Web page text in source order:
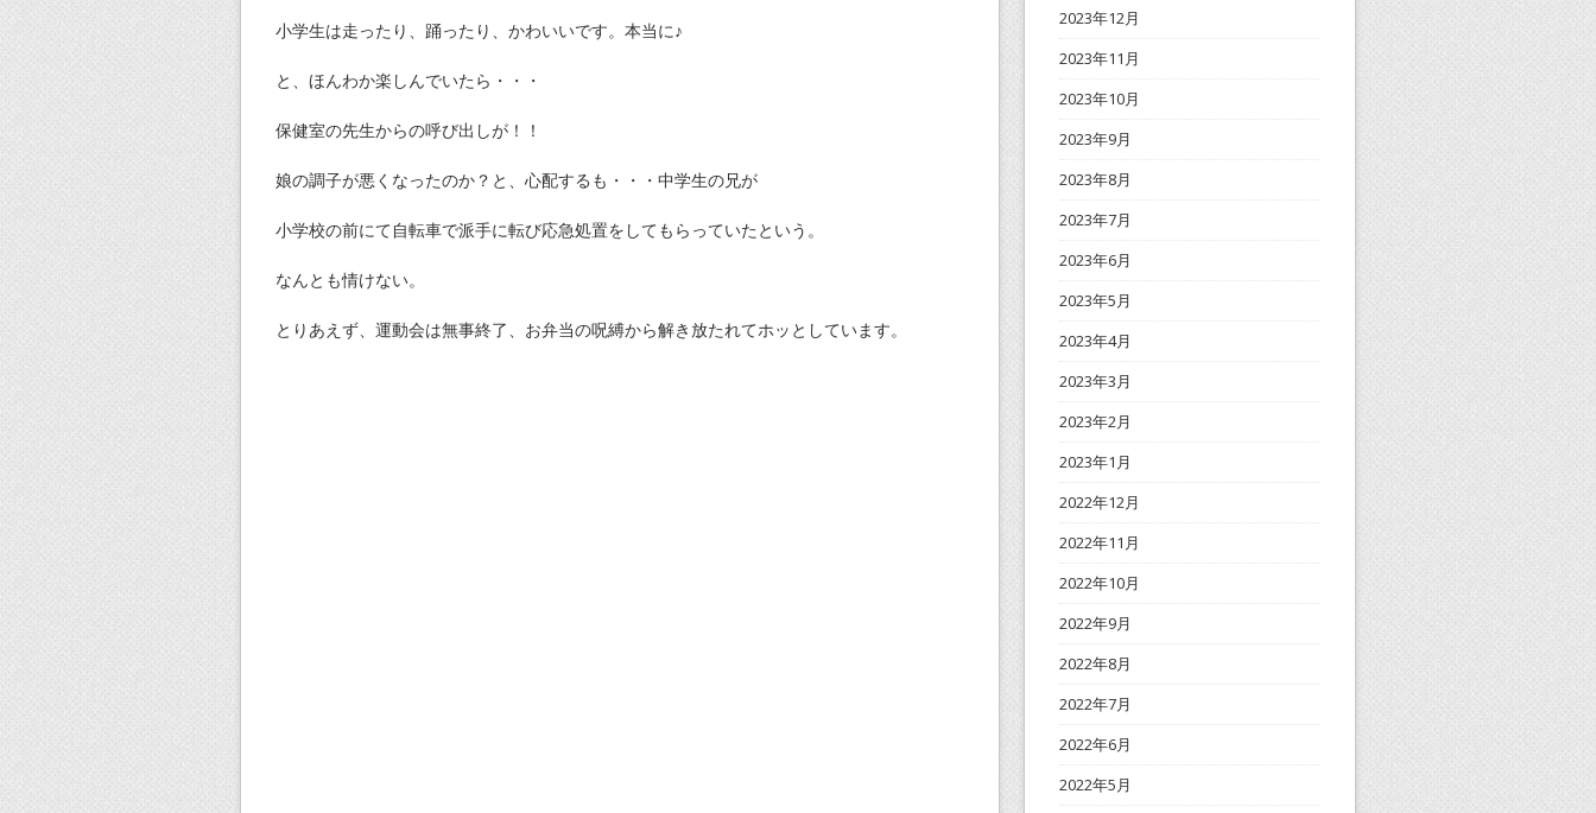
小学生は走ったり、踊ったり、かわいいです。本当に♪
と、ほんわか楽しんでいたら・・・
保健室の先生からの呼び出しが！！
娘の調子が悪くなったのか？と、心配するも・・・中学生の兄が
小学校の前にて自転車で派手に転び応急処置をしてもらっていたという。
なんとも情けない。
とりあえず、運動会は無事終了、お弁当の呪縛から解き放たれてホッとしています。
2023年12月
2023年11月
2023年10月
2023年9月
2023年8月
2023年7月
2023年6月
2023年5月
2023年4月
2023年3月
2023年2月
2023年1月
2022年12月
2022年11月
2022年10月
2022年9月
2022年8月
2022年7月
2022年6月
2022年5月